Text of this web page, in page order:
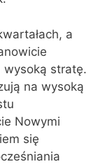
a
wysoką stratę.
na wysoką
Nowymi
się